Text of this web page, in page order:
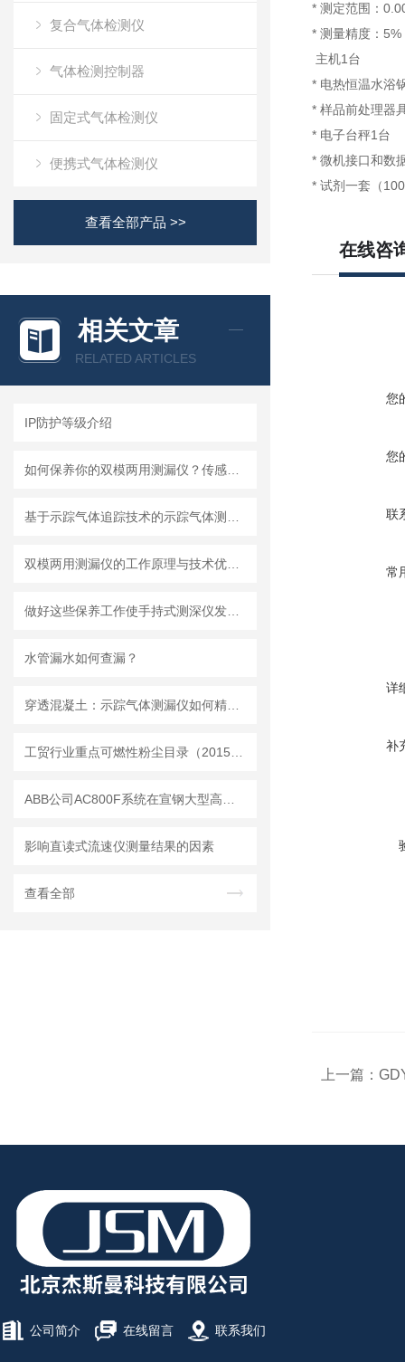
复合气体检测仪
气体检测控制器
固定式气体检测仪
便携式气体检测仪
查看全部产品 >>
相关文章
RELATED ARTICLES
IP防护等级介绍
水管漏水如何查漏？
影响直读式流速仪测量结果的因素
查看全部
* 测定范围：
* 测量精度：5%
主机1台
* 电热恒温水浴
* 样品前处理器
* 电子台秤1台
* 微机接口和数
* 试剂一套（
在线咨
您
您
联
常
详
补
上一篇：
公司简介 在线留言 联系我们